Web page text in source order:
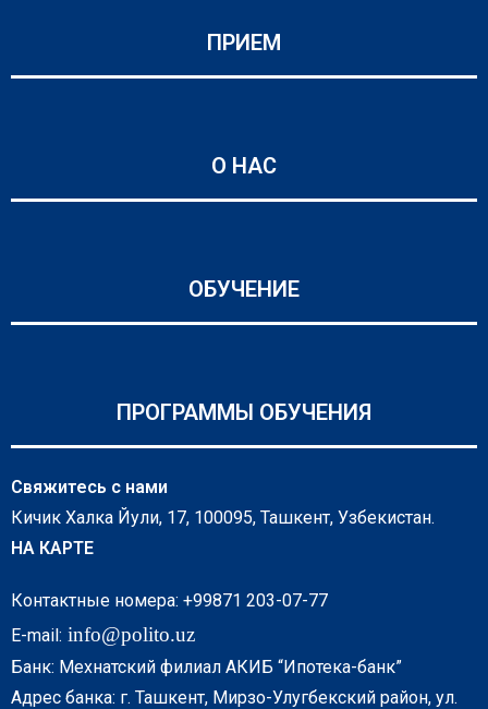
ПРИЕМ
О НАС
ОБУЧЕНИЕ
ПРОГРАММЫ ОБУЧЕНИЯ
Свяжитесь с нами
Кичик Халка Йули, 17, 100095, Ташкент, Узбекистан.
НА КАРТЕ
Контактные номера: +99871 203-07-77
E-mail: info@polito.uz
Банк: Мехнатский филиал АКИБ “Ипотека-банк”
Адрес банка: г. Ташкент, Мирзо-Улугбекский район, ул.